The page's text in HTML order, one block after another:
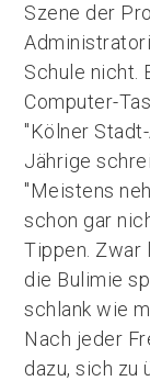
Szene der
Schule nicht.
Computer-
"Kölner
Jährige
"Meistens
schon gar
Tippen. Zwar
die Bulimie
schlank wie
Nach jeder
dazu, sich zu